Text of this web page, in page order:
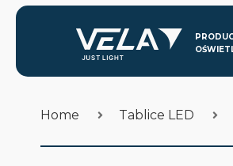
Home Tablice LED